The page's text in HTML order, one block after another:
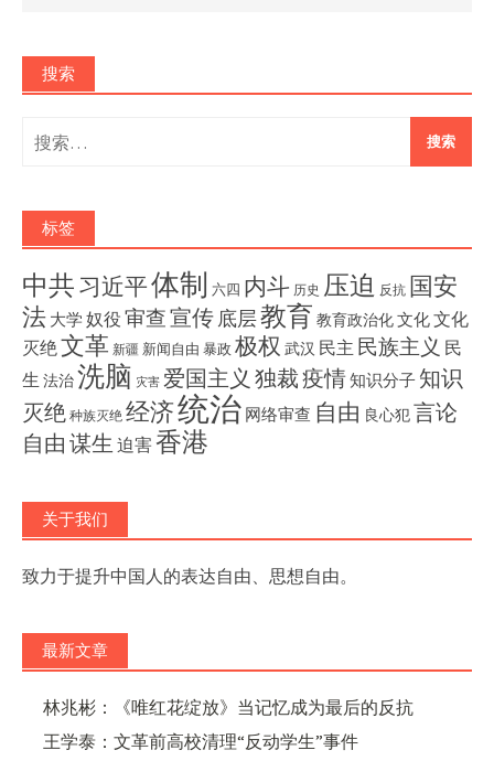
搜索
搜
索：
标签
中共习近平体制 六四 内斗 历史 压迫 反抗 国安
法 大学 奴役 审查宣传底层教育 教育政治化文化文化
灭绝文革 新疆 新闻自由 暴政 极权 武汉 民主 民族主义 民
生 法治洗脑 灾害 爱国主义 独裁疫情知识分子 知识
灭绝 种族灭绝 经济统治 网络审查 自由 良心犯言论
自由 谋生 迫害香港
关于我们
致力于提升中国人的表达自由、思想自由。
最新文章
林兆彬：《唯红花绽放》当记忆成为最后的反抗
王学泰：文革前高校清理“反动学生”事件